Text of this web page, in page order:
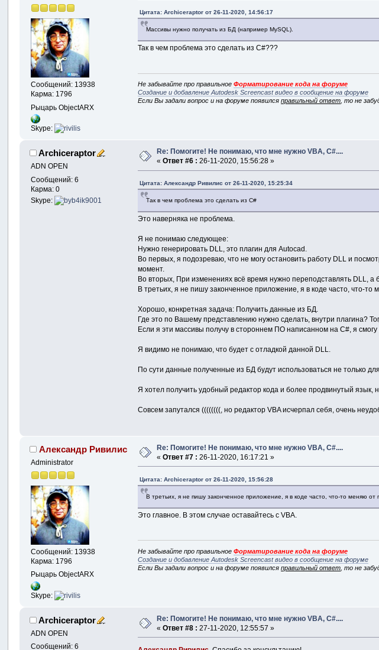
Сообщений: 13938
Карма: 1796
Рыцарь ObjectARX
Skype:
Цитата: Archiceraptor от 26-11-2020, 14:56:17
Массивы нужно получать из БД (например MySQL).
Так в чем проблема это сделать из C#???
Не забывайте про правильноеФорматирование кода на форуме
Создание и добавление Autodesk Screencast видео в сообщение на форуме
Если Вы задали вопрос и на форуме появилсяправильный ответ , то не
Archiceraptor
ADN OPEN
Сообщений: 6
Карма: 0
Skype:
Re: Помогите! Не понимаю, что мне нужно VBA, C#....
«Ответ #6 : 26-11-2020, 15:56:28 »
Цитата: Александр Ривилис от 26-11-2020, 15:25:34
Так в чем проблема это сделать из C#
Это наверняка не проблема.
Я не понимаю следующее:
Нужно генерировать DLL, это плагин для Autocad.
Во первых, я подозреваю, что не могу остановить работу DLL и
момент.
Во вторых, При изменениях всё время нужно переподставлять DLL, а
В третьих, я не пишу законченное приложение, я в коде часто, что-
Хорошо, конкретная задача: Получить данные из БД.
Где это по Вашему представлению нужно сделать, внутри плагина?
Если я эти массивы получу в стороннем ПО написанном на С#, я
Я видимо не понимаю, что будет с отладкой данной DLL.
По сути данные полученные из БД будут использоваться не только
Я хотел получить удобный редактор кода и более продвинутый язык,
Совсем запутался ((((((((, но редактор VBA исчерпал себя, очень
Александр Ривилис
Administrator
Сообщений: 13938
Карма: 1796
Рыцарь ObjectARX
Skype:
Re: Помогите! Не понимаю, что мне нужно VBA, C#....
«Ответ #7 : 26-11-2020, 16:17:21 »
Цитата: Archiceraptor от 26-11-2020, 15:56:28
В третьих, я не пишу законченное приложение, я в коде часто, что-то меняю
Это главное. В этом случае оставайтесь с VBA.
Не забывайте про правильноеФорматирование кода на форуме
Создание и добавление Autodesk Screencast видео в сообщение на форуме
Если Вы задали вопрос и на форуме появилсяправильный ответ , то не
Archiceraptor
ADN OPEN
Сообщений: 6
Re: Помогите! Не понимаю, что мне нужно VBA, C#....
«Ответ #8 : 27-11-2020, 12:55:57 »